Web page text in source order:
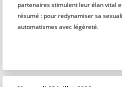
partenaires stimulent leur élan vital
résumé : pour redynamiser sa
automatismes avec légèreté.